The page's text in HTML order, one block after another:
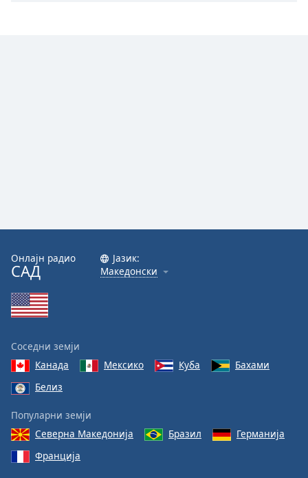
Family
Reset
Done
Dialog
End
dialog
Онлајн радио
САД
Јазик:
Македонски
Соседни земји
Канада
Мексико Куба
Бахами
Белиз
Популарни земји
Северна Македонија
Бразил
Германија
Франција